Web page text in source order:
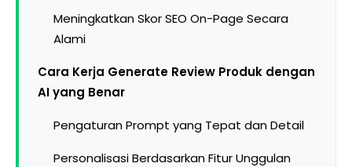
Meningkatkan Skor SEO On-Page Secara
Alami
Cara Kerja Generate Review Produk dengan
AI yang Benar
Pengaturan Prompt yang Tepat dan Detail
Personalisasi Berdasarkan Fitur Unggulan